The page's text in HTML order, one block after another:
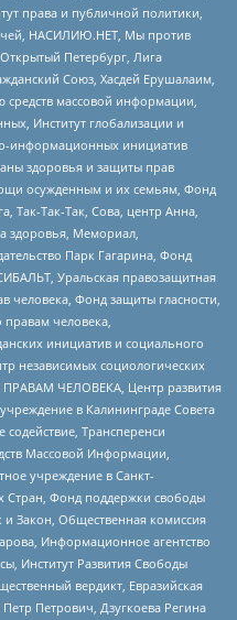
права и публичной политики,
НАСИЛИЮ.НЕТ, Мы против
Петербург, Лига
Союз, Хасдей Ерушалаим,
средств массовой информации,
Институт глобализации и
информационных инициатив
здоровья и защиты прав
осужденным и их семьям, Фонд
Так-Так-Так, Сова, центр Анна,
здоровья, Мемориал,
Парк Гагарина, Фонд
Уральская правозащитная
человека, Фонд защиты гласности,
правам человека,
инициатив и социального
независимых социологических
ЧЕЛОВЕКА, Центр развития
в Калининграде Совета
Трансперенси
Массовой Информации,
учреждение в Санкт-
Стран, Фонд поддержки свободы
и Закон, Общественная комиссия
Информационное агентство
Институт Развития Свободы
вердикт, Евразийская
Петрович, Дзугкоева Регина